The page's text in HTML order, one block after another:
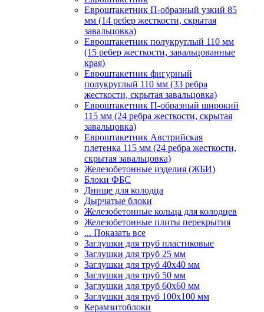
Евроштакетник П-образный узкий 85
мм (14 ребер жесткости, скрытая
завальцовка)
Евроштакетник полукруглый 110 мм
(15 ребер жесткости, завальцованные
края)
Евроштакетник фигурный
полукруглый 110 мм (33 ребра
жесткости, скрытая завальцовка)
Евроштакетник П-образный широкий
115 мм (24 ребра жесткости, скрытая
завальцовка)
Евроштакетник Австрийская
плетенка 115 мм (24 ребра жесткости,
скрытая завальцовка)
Железобетонные изделия (ЖБИ)
Блоки ФБС
Днище для колодца
Дырчатые блоки
Железобетонные кольца для колодцев
Железобетонные плиты перекрытия
... Показать все
Заглушки для труб пластиковые
Заглушки для труб 25 мм
Заглушки для труб 40х40 мм
Заглушки для труб 50 мм
Заглушки для труб 60х60 мм
Заглушки для труб 100х100 мм
Керамзитоблоки